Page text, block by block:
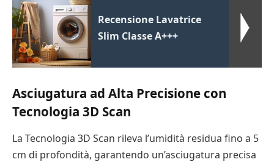
Recensione Lavatrice
Slim Classe A+++
Asciugatura ad Alta Precisione con
Tecnologia 3D Scan
La Tecnologia 3D Scan rileva l’umidità residua fino a 5
cm di profondità, garantendo un’asciugatura precisa